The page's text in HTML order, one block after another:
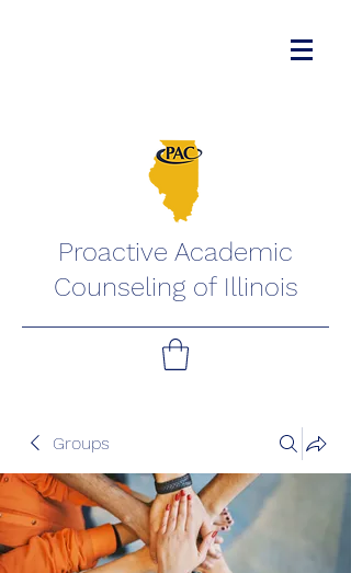
Proactive Academic
Counseling of Illinois
Groups